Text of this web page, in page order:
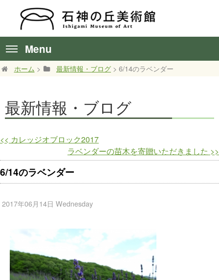
Menu
ホーム > 最新情報・ブログ > 6/14のラベンダー
最新情報・ブログ
<< カレッジオブロック2017
ラベンダーの苗木を寄贈いただきました >>
6/14のラベンダー
2017年06月14日 Wednesday